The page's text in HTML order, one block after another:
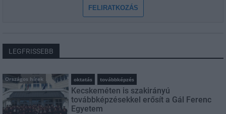
FELIRATKOZÁS
LEGFRISSEBB
Országos hírek oktatás továbbképzés
Kecskeméten is szakirányú
továbbképzésekkel erősít a Gál Ferenc
Egyetem